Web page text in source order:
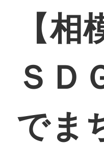
【
ＳＤ
でま
加
地